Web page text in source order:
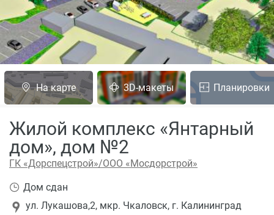
На карте 3D-макеты Планировки
Жилой комплекс «Янтарный
дом», дом №2
ГК «Дорспецстрой»/ООО «Мосдорстрой»
ул. Лукашова,2, мкр. Чкаловск, г. Калининград
Дом сдан